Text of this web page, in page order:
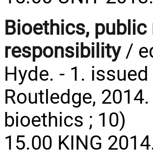
Bioethics,
responsibility/
Hyde. - 1.
Routledge,
bioethics ; 10)
15.00 KING